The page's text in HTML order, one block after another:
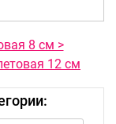
8 см >
12 см